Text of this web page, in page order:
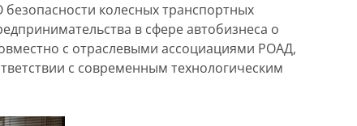
колесных транспортных
в сфере автобизнеса о
с отраслевыми ассоциациями РОАД,
с современным технологическим